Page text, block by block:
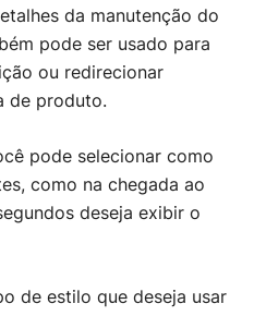
da manutenção do
pode ser usado para
ou redirecionar
de produto.
pode selecionar como
como na chegada ao
deseja exibir o
de estilo que deseja usar